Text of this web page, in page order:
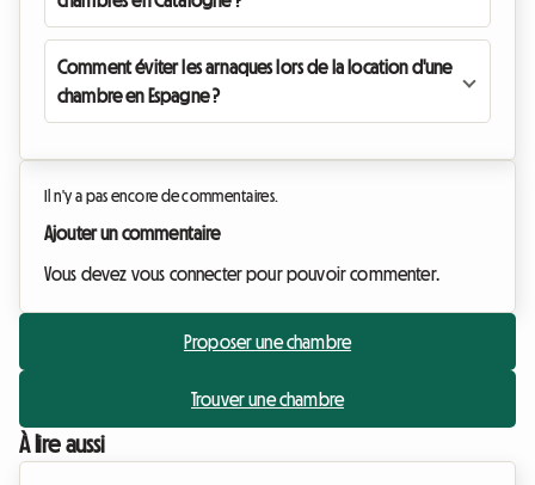
Comment éviter les arnaques lors de la location d'une
chambre en Espagne ?
Il n'y a pas encore de commentaires.
Ajouter un commentaire
Vous devez vous connecter pour pouvoir commenter.
Proposer une chambre
Trouver une chambre
À lire aussi